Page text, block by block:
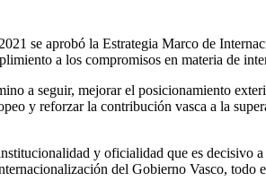
se aprobó la Estrategia Marco de
a los compromisos en materia de
a seguir, mejorar el posicionamiento
y reforzar la contribución vasca a la
y oficialidad que es decisivo
del Gobierno Vasco,